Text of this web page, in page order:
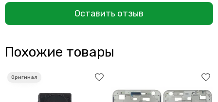
Оставить отзыв
Похожие товары